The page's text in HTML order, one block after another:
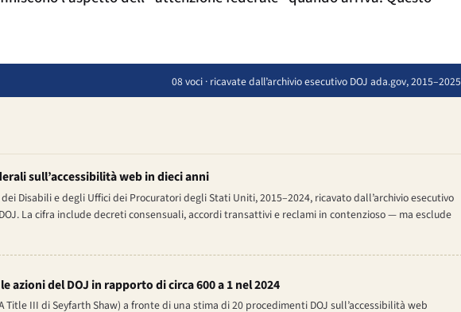
08 voci · ricavate dall’archivio esecutivo DOJ ada.gov, 2015–2025
sull’accessibilità web in dieci anni
Disabili e degli Uffici dei Procuratori degli Stati Uniti, 2015–2024, ricavato dall’archivio esecutivo
La cifra include decreti consensuali, accordi transattivi e reclami in contenzioso — ma esclude
del DOJ in rapporto di circa 600 a 1 nel 2024
III di Seyfarth Shaw) a fronte di una stima di 20 procedimenti DOJ sull’accessibilità web